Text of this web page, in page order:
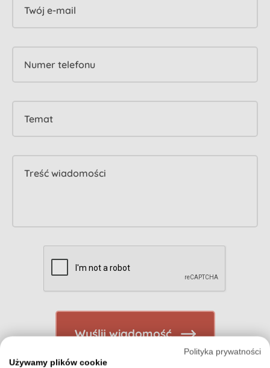
Twój e-mail
Numer telefonu
Temat
Treść wiadomości
Wyślij wiadomość
Polityka prywatności
Używamy plików cookie